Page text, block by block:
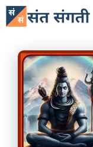
Skip
to